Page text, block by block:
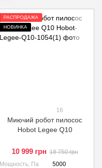
РАСПРОДАЖА
НОВИНКА
16
Миючий робот пилосос
Hobot Legee Q10
10 999 грн 18 750 грн
Мощность, Па
5000